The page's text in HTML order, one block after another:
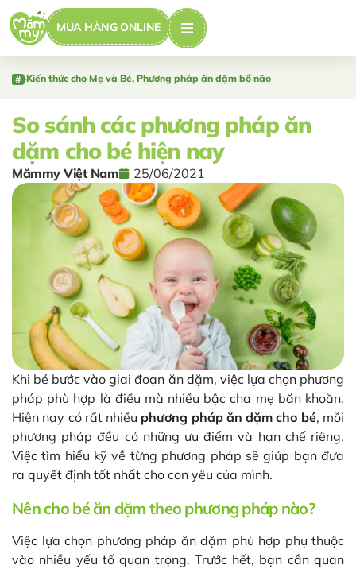
MUA HÀNG ONLINE
Kiến thức cho Mẹ và Bé, Phương pháp ăn dặm bổ não
So sánh các phương pháp ăn
dặm cho bé hiện nay
Mămmy Việt Nam 25/06/2021
Khi bé bước vào giai đoạn ăn dặm, việc lựa chọn phương
pháp phù hợp là điều mà nhiều bậc cha mẹ băn khoăn.
Hiện nay có rất nhiều phương pháp ăn dặm cho bé, mỗi
phương pháp đều có những ưu điểm và hạn chế riêng.
Việc tìm hiểu kỹ về từng phương pháp sẽ giúp bạn đưa
ra quyết định tốt nhất cho con yêu của mình.
Nên cho bé ăn dặm theo phương pháp nào?
Việc lựa chọn phương pháp ăn dặm phù hợp phụ thuộc
vào nhiều yếu tố quan trọng. Trước hết, bạn cần quan